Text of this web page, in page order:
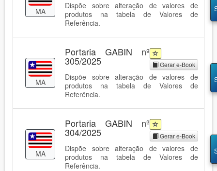
MA
Dispõe sobre alteração de valores de
produtos na tabela de Valores de
Referência.
MA
Portaria GABIN nº
305/2025 Gerar e-Book
Dispõe sobre alteração de valores de
produtos na tabela de Valores de
Referência.
MA
Portaria GABIN nº
304/2025 Gerar e-Book
Dispõe sobre alteração de valores de
produtos na tabela de Valores de
Referência.